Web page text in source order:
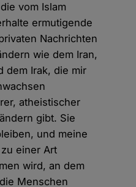
vom Islam
ermutigende
Nachrichten
wie dem Iran,
dem Irak, die mir
atheistischer
gibt. Sie
und meine
einer Art
wird, an dem
Menschen